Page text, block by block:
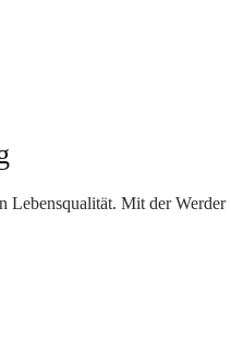
Lebensqualität. Mit der